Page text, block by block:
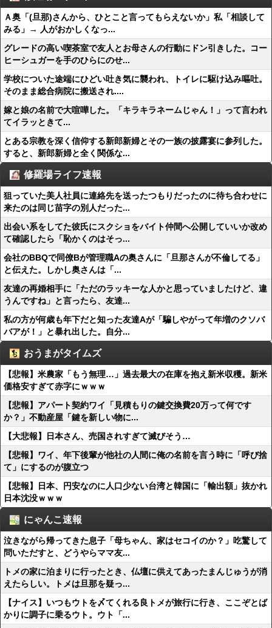
Ａ奥「(旦那)さんから、ひとこと言ってもらえないか」私「相談して
みる」→ 人がおかしくなっ...
グレードの高い喫茶室で友人とお母さんの行動にドン引きした。コー
ヒーシュガーを手のひらにのせ...
学校についた途端にひどい吐き気に襲われ、トイレに駆け込み嘔吐。
そのまま総合病院に搬送され....
嫁と娘の名前で大喧嘩した。「キラキラネームじゃん！」って言われ
てイラッときて...
とある宗教を深く信仰する新郎新婦とその一族の披露宴に参列した。
すると、新郎新婦と全く関係な...
修羅場ライフ速報
狙っていた美人社員に連絡先を送ったつもりだったのに待ち合わせに
来たのは同じ苗字の別人だった...
出会い系をしてた彼氏にスクショをバイト仲間へ公開していいか改め
て確認したら「恥かくのはそっ...
会社のBBQで同僚Bが管理職Aの奥さんに「旦那さんが不倫してる」
と伝えた。しかし奥さんは「...
友達の再婚相手に「ただのラッキーな人かと思っていましたけど、違
うんですね」と言ったら、友達...
私の方が何歳も年下だと知った友達Aが「騙しやがって年増のクソバ
バアが！」と暴れ出した。自分...
おうまがタイムズ
【悲報】米農家「もう無理…」過去最大の在庫を抱え新米収穫。新米
価格安すぎて赤字にｗｗｗ
【悲報】アパート契約ワイ「見積もりの鍵交換費20万って何です
か？」不動産屋「鍵を新しい物に...
【大悲報】日本さん、売国されすぎて滅びそう…
【悲報】ワイ、年下後輩が他社の人間に俺の名前を言う時に「呼び捨
て」にするのが腹立つ
【悲報】日本、円安なのに人口少ない台湾と韓国に「輸出額」抜かれ
日本沈没ｗｗｗ
にゃんこ速報
泣きながら帰ってきた息子「母ちゃん、家はセコイのか？」吃驚して
問いただすと、どうやらママ友...
トメの家に泊まりに行ったとき、仏壇に供えてあったまんじゅうが消
えたらしい。トメは旦那を疑っ...
【ナイス】いつもウトを〆てくれる良トメが旅行に行き、ここぞとば
かりに調子に乗るウト。ウト「...